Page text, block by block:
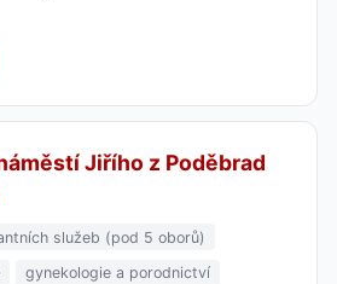
Jiřího z Poděbrad
služeb (pod 5 oborů)
gynekologie a porodnictví